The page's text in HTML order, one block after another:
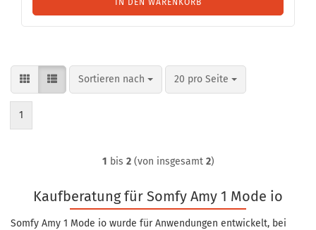
IN DEN WARENKORB
Sortieren nach
Sortieren nach 20 pro Seite
pro Seite
1
1 bis 2(von insgesamt 2)
Kaufberatung für Somfy Amy 1 Mode io
Somfy Amy 1 Mode io wurde für Anwendungen entwickelt, bei